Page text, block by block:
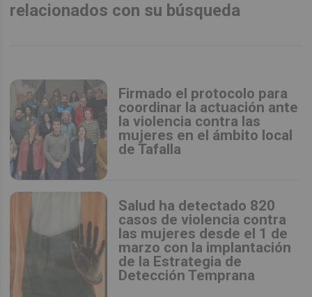
relacionados con su búsqueda
Firmado el protocolo para
coordinar la actuación ante
la violencia contra las
mujeres en el ámbito local
de Tafalla
Salud ha detectado 820
casos de violencia contra
las mujeres desde el 1 de
marzo con la implantación
de la Estrategia de
Detección Temprana